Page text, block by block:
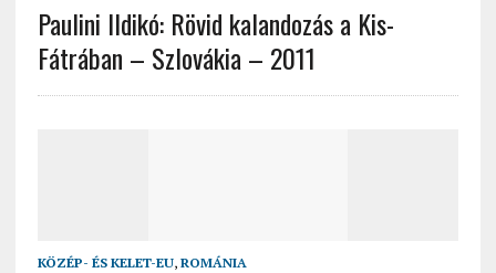
Paulini Ildikó: Rövid kalandozás a Kis-
Fátrában – Szlovákia – 2011
KÖZÉP- ÉS KELET-EU, ROMÁNIA